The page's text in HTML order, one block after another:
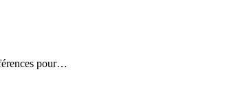
pour…